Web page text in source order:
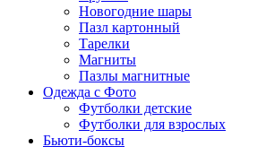
Новогодние шары
Пазл картонный
Тарелки
Магниты
Пазлы магнитные
Одежда с Фото
Футболки детские
Футболки для взрослых
Бьюти-боксы